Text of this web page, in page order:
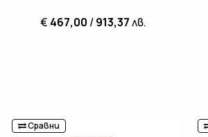
€ 467,00 /913,37лв.
Сравни